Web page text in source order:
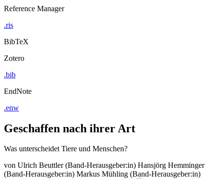
Reference Manager
.ris
BibTeX
Zotero
.bib
EndNote
.enw
Geschaffen nach ihrer Art
Was unterscheidet Tiere und Menschen?
von Ulrich Beuttler (Band-Herausgeber:in) Hansjörg Hemminger
(Band-Herausgeber:in) Markus Mühling (Band-Herausgeber:in)